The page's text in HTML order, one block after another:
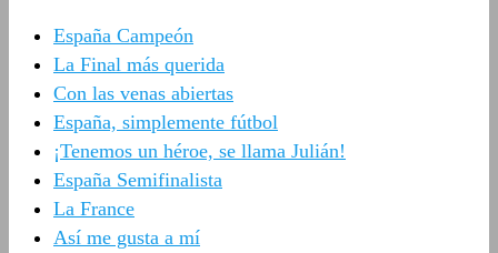
España Campeón
La Final más querida
Con las venas abiertas
España, simplemente fútbol
¡Tenemos un héroe, se llama Julián!
España Semifinalista
La France
Así me gusta a mí